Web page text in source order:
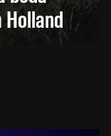
Holland